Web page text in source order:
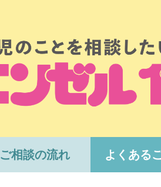
ご相談の流れ よくある